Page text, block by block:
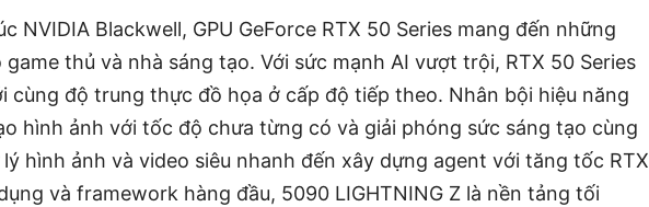
NVIDIA Blackwell, GPU GeForce RTX 50 Series mang đến những
thủ và nhà sáng tạo. Với sức mạnh AI vượt trội, RTX 50 Series
cùng độ trung thực đồ họa ở cấp độ tiếp theo. Nhân bội hiệu năng
hình ảnh với tốc độ chưa từng có và giải phóng sức sáng tạo cùng
lý hình ảnh và video siêu nhanh đến xây dựng agent với tăng tốc RTX
và framework hàng đầu, 5090 LIGHTNING Z là nền tảng tối